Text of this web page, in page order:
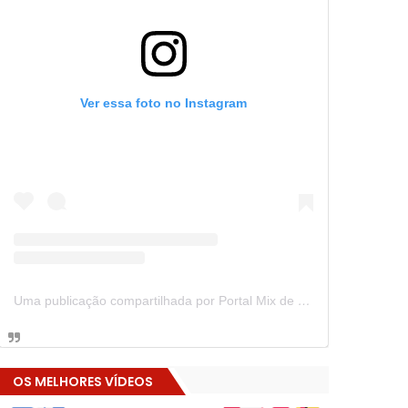
Ver essa foto no Instagram
Uma publicação compartilhada por Portal Mix de Notícias (@portalmixdenoticias)
OS MELHORES VÍDEOS